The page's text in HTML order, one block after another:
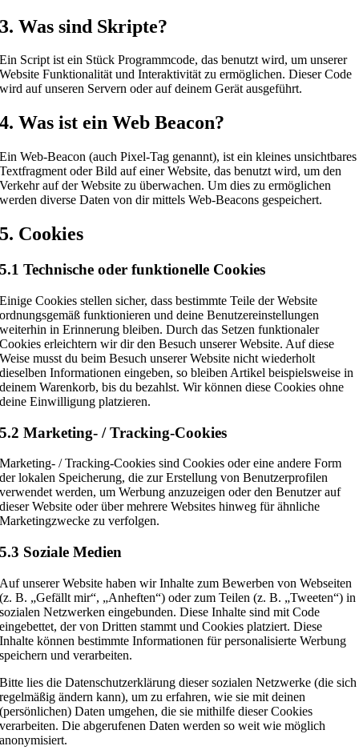
3. Was sind Skripte?
Ein Script ist ein Stück Programmcode, das benutzt wird, um unserer
Website Funktionalität und Interaktivität zu ermöglichen. Dieser Code
wird auf unseren Servern oder auf deinem Gerät ausgeführt.
4. Was ist ein Web Beacon?
Ein Web-Beacon (auch Pixel-Tag genannt), ist ein kleines unsichtbares
Textfragment oder Bild auf einer Website, das benutzt wird, um den
Verkehr auf der Website zu überwachen. Um dies zu ermöglichen
werden diverse Daten von dir mittels Web-Beacons gespeichert.
5. Cookies
5.1 Technische oder funktionelle Cookies
Einige Cookies stellen sicher, dass bestimmte Teile der Website
ordnungsgemäß funktionieren und deine Benutzereinstellungen
weiterhin in Erinnerung bleiben. Durch das Setzen funktionaler
Cookies erleichtern wir dir den Besuch unserer Website. Auf diese
Weise musst du beim Besuch unserer Website nicht wiederholt
dieselben Informationen eingeben, so bleiben Artikel beispielsweise in
deinem Warenkorb, bis du bezahlst. Wir können diese Cookies ohne
deine Einwilligung platzieren.
5.2 Marketing- / Tracking-Cookies
Marketing- / Tracking-Cookies sind Cookies oder eine andere Form
der lokalen Speicherung, die zur Erstellung von Benutzerprofilen
verwendet werden, um Werbung anzuzeigen oder den Benutzer auf
dieser Website oder über mehrere Websites hinweg für ähnliche
Marketingzwecke zu verfolgen.
5.3 Soziale Medien
Auf unserer Website haben wir Inhalte zum Bewerben von Webseiten
(z. B. „Gefällt mir“, „Anheften“) oder zum Teilen (z. B. „Tweeten“) in
sozialen Netzwerken eingebunden. Diese Inhalte sind mit Code
eingebettet, der von Dritten stammt und Cookies platziert. Diese
Inhalte können bestimmte Informationen für personalisierte Werbung
speichern und verarbeiten.
Bitte lies die Datenschutzerklärung dieser sozialen Netzwerke (die sich
regelmäßig ändern kann), um zu erfahren, wie sie mit deinen
(persönlichen) Daten umgehen, die sie mithilfe dieser Cookies
verarbeiten. Die abgerufenen Daten werden so weit wie möglich
anonymisiert.